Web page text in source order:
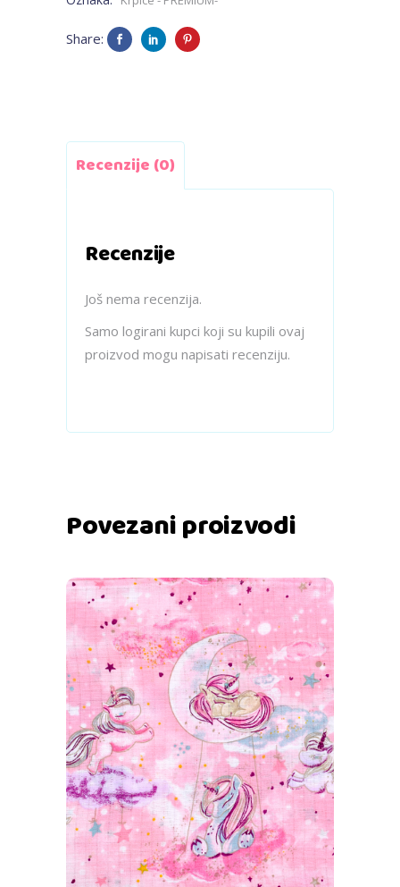
Share:
Recenzije (0)
Recenzije
Još nema recenzija.
Samo logirani kupci koji su kupili ovaj
proizvod mogu napisati recenziju.
Povezani proizvodi
Dodaj u košaricu